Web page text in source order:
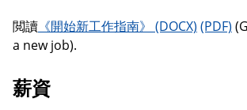
閲讀 《開始新工作指南》 開始新
a new job).
薪資